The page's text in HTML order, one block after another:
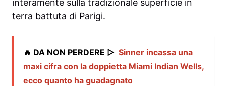
interamente sulla tradizionale superficie in
terra battuta di Parigi.
🔥 DA NON PERDERE ▷ Sinner incassa una
maxi cifra con la doppietta Miami Indian Wells,
ecco quanto ha guadagnato